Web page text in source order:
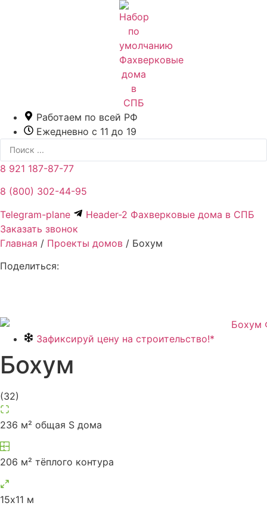
Работаем по всей РФ
Ежедневно с 11 до 19
Search
8 921 187-87-77
8 (800) 302-44-95
Telegram-plane
Header-2 Фахверковые дома в СПБ
Заказать звонок
Главная / Проекты домов / Бохум
Поделиться:
Зафиксируй цену на строительство!*
Бохум
(32)
236 м² общая S дома
206 м² тёплого контура
15х11 м